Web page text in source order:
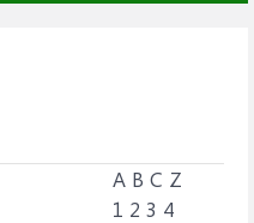
A B C Z
1 2 3 4